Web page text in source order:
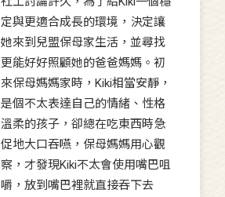
定與更適合成長的環境，決定讓
她來到兒盟保母家生活，並尋找
更能好好照顧她的爸爸媽媽。初
來保母媽媽家時，Kiki相當安靜，
是個不太表達自己的情緒、性格
溫柔的孩子，卻總在吃東西時急
促地大口吞嚥，保母媽媽用心觀
察，才發現Kiki不太會使用嘴巴咀
嚼，放到嘴巴裡就直接吞下去